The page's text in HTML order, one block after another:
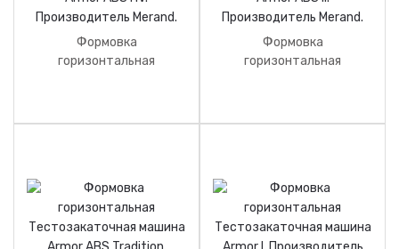
Формовка
горизонтальная
Формовка
горизонтальная